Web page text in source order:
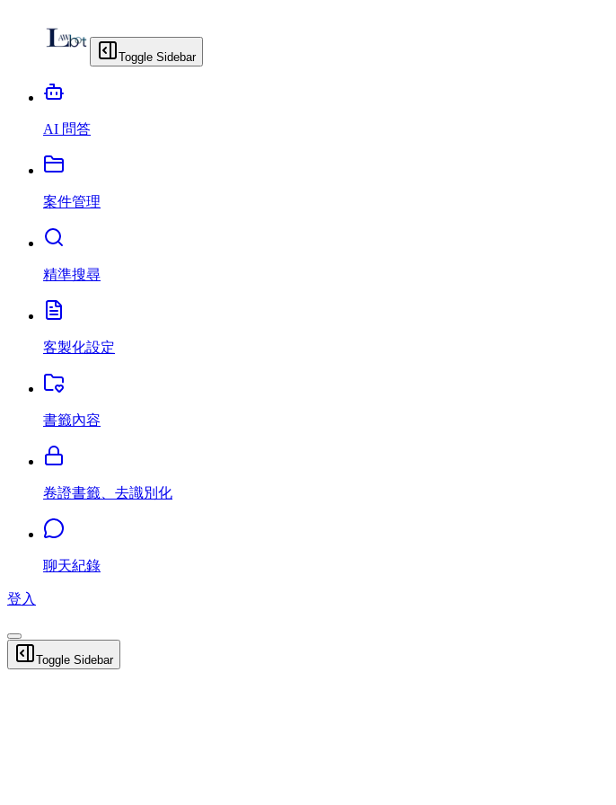
Toggle Sidebar
AI 問答
案件管理
精準搜尋
客製化設定
書籤內容
卷證書籤、去識別化
聊天紀錄
登入
Toggle Sidebar